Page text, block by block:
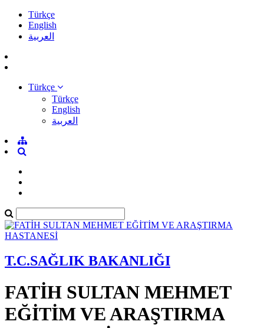
Türkçe
English
العربية
Türkçe
Türkçe
English
العربية
T.C.SAĞLIK BAKANLIĞI
FATİH SULTAN MEHMET
EĞİTİM VE ARAŞTIRMA